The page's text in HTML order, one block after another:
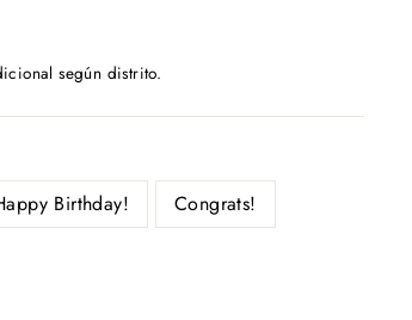
según distrito.
Birthday! Congrats!